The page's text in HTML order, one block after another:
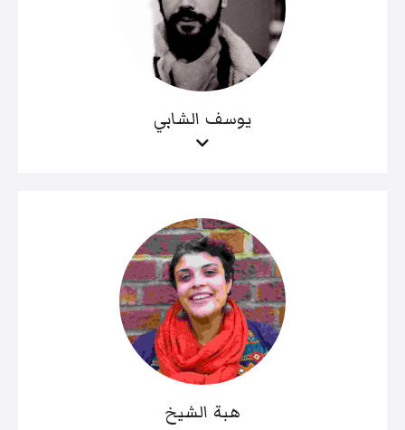
يوسف الشابي
هبة الشيخ